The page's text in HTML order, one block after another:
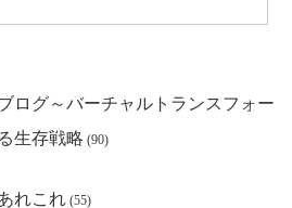
ログ～バーチャルトランスフォー
生存戦略 (90)
れこれ (55)